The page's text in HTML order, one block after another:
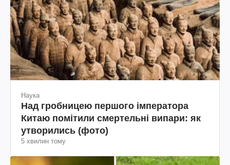
Наука
Над гробницею першого імператора
Китаю помітили смертельні випари: як
утворились (фото)
5 хвилин тому